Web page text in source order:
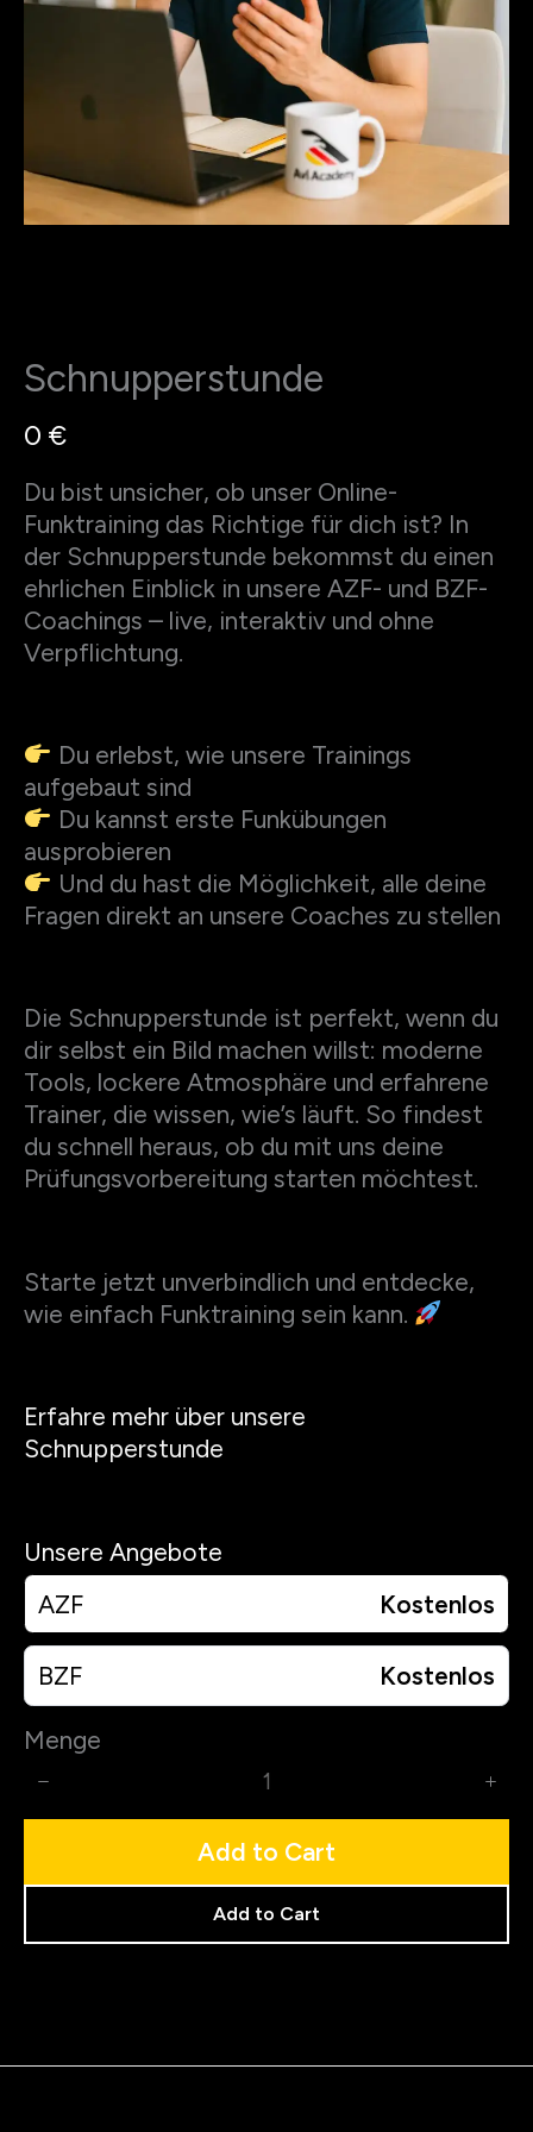
Schnupperstunde
N
o
w
0 €
Du bist unsicher, ob unser Online-
Funktraining das Richtige für dich ist? In
der Schnupperstunde bekommst du einen
ehrlichen Einblick in unsere AZF- und BZF-
Coachings – live, interaktiv und ohne
Verpflichtung.
Du erlebst, wie unsere Trainings
aufgebaut sind
Du kannst erste Funkübungen
ausprobieren
Und du hast die Möglichkeit, alle deine
Fragen direkt an unsere Coaches zu stellen
Die Schnupperstunde ist perfekt, wenn du
dir selbst ein Bild machen willst: moderne
Tools, lockere Atmosphäre und erfahrene
Trainer, die wissen, wie’s läuft. So findest
du schnell heraus, ob du mit uns deine
Prüfungsvorbereitung starten möchtest.
Starte jetzt unverbindlich und entdecke,
wie einfach Funktraining sein kann.
Erfahre mehr über unsere
Schnupperstunde
Unsere Angebote
AZF
Kostenlos
BZF Kostenlos
Menge
Add to Cart
Add to Cart